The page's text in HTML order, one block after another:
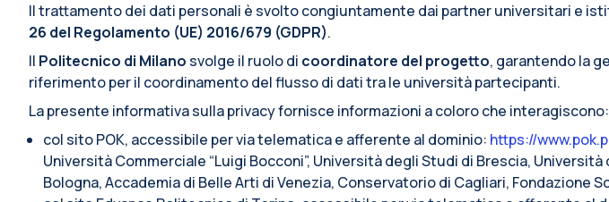
Il trattamento dei dati personali è svolto congiuntamente dai partner universitari e
26 del Regolamento (UE) 2016/679 (GDPR).
Il Politecnico di Milano svolge il ruolo di coordinatore del progetto, garantendo la
riferimento per il coordinamento del flusso di dati tra le università partecipanti.
La presente informativa sulla privacy fornisce informazioni a coloro che interagiscono:
col sito POK, accessibile per via telematica e afferente al dominio: https://
Università Commerciale “Luigi Bocconi”, Università degli Studi di Brescia,
Bologna, Accademia di Belle Arti di Venezia, Conservatorio di Cagliari, Fondazione